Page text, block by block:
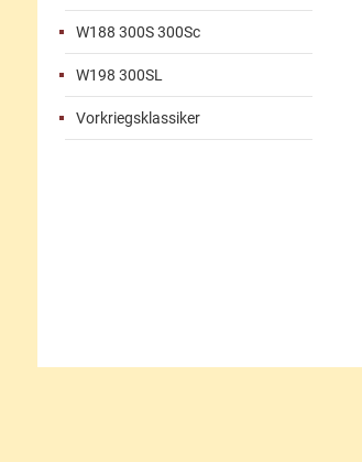
W188 300S 300Sc
W198 300SL
Vorkriegsklassiker